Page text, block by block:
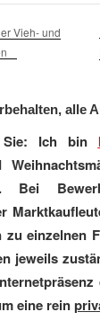
Vieh- und
alle
Sie: Ich bin
Bei
einzelnen
jeweils
eine rein